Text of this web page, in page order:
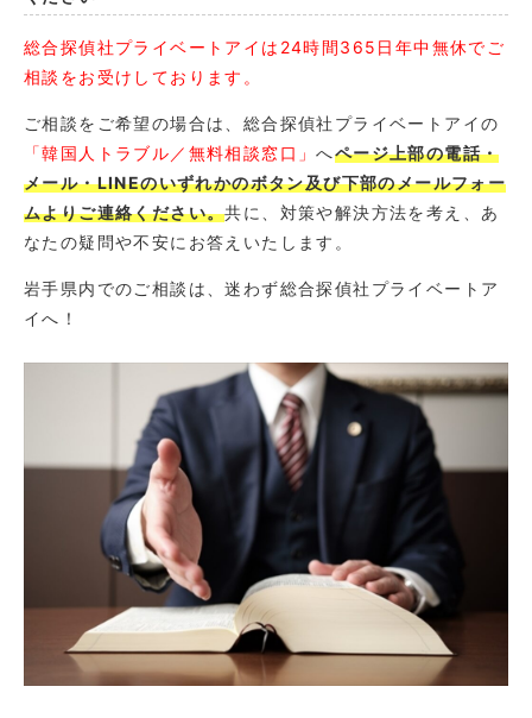
総合探偵社プライベートアイは24時間365日年中無休でご
相談をお受けしております。
ご相談をご希望の場合は、総合探偵社プライベートアイの
「韓国人トラブル／無料相談窓口」へページ上部の電話・
メール・LINEのいずれかのボタン及び下部のメールフォー
ムよりご連絡ください。共に、対策や解決方法を考え、あ
なたの疑問や不安にお答えいたします。
岩手県内でのご相談は、迷わず総合探偵社プライベートア
イへ！